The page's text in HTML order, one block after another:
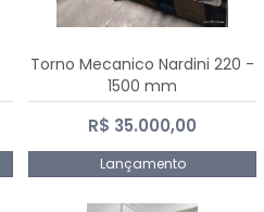
Torno Mecanico Nardini 220 -
1500 mm
R$ 35.000,00
Lançamento